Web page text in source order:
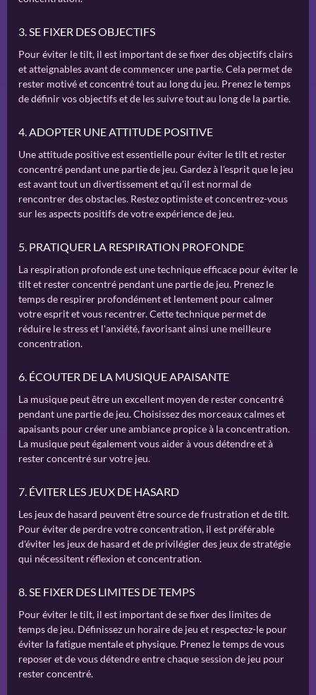
3. SE FIXER DES OBJECTIFS
Pour éviter le tilt, il est important de se fixer des objectifs clairs
et atteignables avant de commencer une partie. Cela permet de
rester motivé et concentré tout au long du jeu. Prenez le temps
de définir vos objectifs et de les suivre tout au long de la partie.
4. ADOPTER UNE ATTITUDE POSITIVE
Une attitude positive est essentielle pour éviter le tilt et rester
concentré pendant une partie de jeu. Gardez à l'esprit que le jeu
est avant tout un divertissement et qu'il est normal de
rencontrer des obstacles. Restez optimiste et concentrez-vous
sur les aspects positifs de votre expérience de jeu.
5. PRATIQUER LA RESPIRATION PROFONDE
La respiration profonde est une technique efficace pour éviter le
tilt et rester concentré pendant une partie de jeu. Prenez le
temps de respirer profondément et lentement pour calmer
votre esprit et vous recentrer. Cette technique permet de
réduire le stress et l'anxiété, favorisant ainsi une meilleure
concentration.
6. ÉCOUTER DE LA MUSIQUE APAISANTE
La musique peut être un excellent moyen de rester concentré
pendant une partie de jeu. Choisissez des morceaux calmes et
apaisants pour créer une ambiance propice à la concentration.
La musique peut également vous aider à vous détendre et à
rester concentré sur votre jeu.
7. ÉVITER LES JEUX DE HASARD
Les jeux de hasard peuvent être source de frustration et de tilt.
Pour éviter de perdre votre concentration, il est préférable
d'éviter les jeux de hasard et de privilégier des jeux de stratégie
qui nécessitent réflexion et concentration.
8. SE FIXER DES LIMITES DE TEMPS
Pour éviter le tilt, il est important de se fixer des limites de
temps de jeu. Définissez un horaire de jeu et respectez-le pour
éviter la fatigue mentale et physique. Prenez le temps de vous
reposer et de vous détendre entre chaque session de jeu pour
rester concentré.